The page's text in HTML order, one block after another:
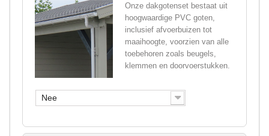
Onze dakgotenset bestaat uit
hoogwaardige PVC goten,
inclusief afvoerbuizen tot
maaihoogte, voorzien van alle
toebehoren zoals beugels,
klemmen en doorvoerstukken.
Nee